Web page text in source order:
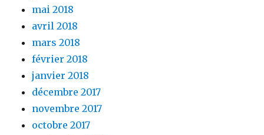
mai 2018
avril 2018
mars 2018
février 2018
janvier 2018
décembre 2017
novembre 2017
octobre 2017